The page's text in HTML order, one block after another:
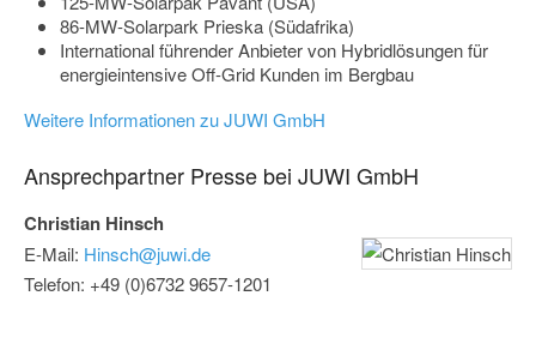
86-MW-Solarpark Prieska (Südafrika)
International führender Anbieter von Hybridlösungen für
energieintensive Off-Grid Kunden im Bergbau
Weitere Informationen zu JUWI GmbH
Ansprechpartner Presse bei JUWI GmbH
Christian Hinsch
E-Mail: Hinsch@juwi.de
Telefon: +49 (0)6732 9657-1201